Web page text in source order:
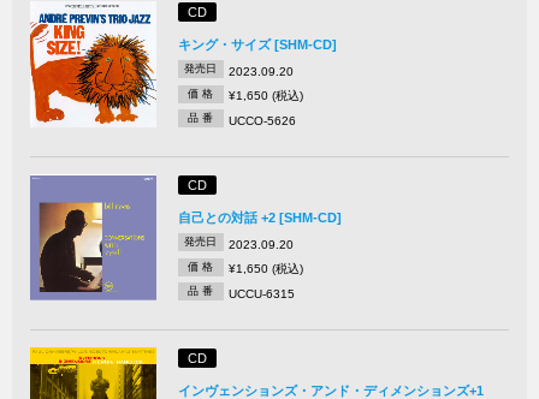
CD
キング・サイズ [SHM-CD]
発売日 2023.09.20
価 格 ¥1,650 (税込)
品 番 UCCO-5626
CD
自己との対話 +2 [SHM-CD]
発売日 2023.09.20
価 格 ¥1,650 (税込)
品 番 UCCU-6315
CD
インヴェンションズ・アンド・ディメンションズ+1